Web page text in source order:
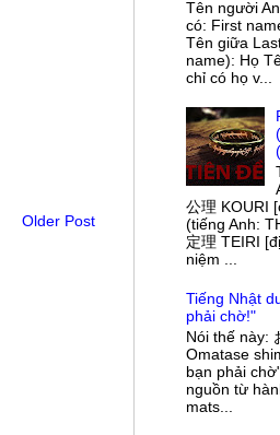
Older Post
Tên người
có: First
Tên giữa
name): Họ
chỉ có họ v...
公理 KOURI
(tiếng Anh:
定理 TEIRI
niệm ...
Tiếng Nhật
phải chờ!"
Nói thế này:
Omatase
bạn phải
nguồn từ
mats...